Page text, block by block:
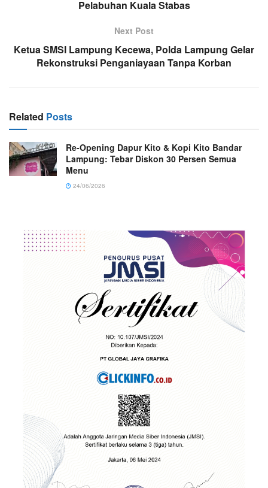
Pelabuhan Kuala Stabas
Next Post
Ketua SMSI Lampung Kecewa, Polda Lampung Gelar
Rekonstruksi Penganiayaan Tanpa Korban
Related Posts
Re-Opening Dapur Kito & Kopi Kito Bandar
Lampung: Tebar Diskon 30 Persen Semua
Menu
24/06/2026